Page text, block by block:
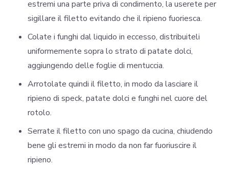
estremi una parte priva di condimento, la userete per
sigillare il filetto evitando che il ripieno fuoriesca.
Colate i funghi dal liquido in eccesso, distribuiteli
uniformemente sopra lo strato di patate dolci,
aggiungendo delle foglie di mentuccia.
Arrotolate quindi il filetto, in modo da lasciare il
ripieno di speck, patate dolci e funghi nel cuore del
rotolo.
Serrate il filetto con uno spago da cucina, chiudendo
bene gli estremi in modo da non far fuoriuscire il
ripieno.